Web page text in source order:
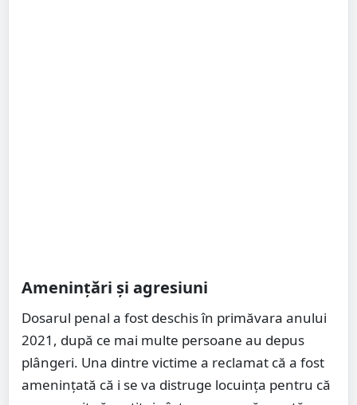
Amenințări și agresiuni
Dosarul penal a fost deschis în primăvara anului
2021, după ce mai multe persoane au depus
plângeri. Una dintre victime a reclamat că a fost
amenințată că i se va distruge locuința pentru că